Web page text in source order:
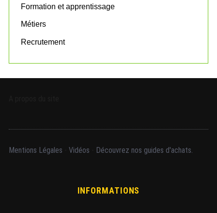
Formation et apprentissage
Métiers
Recrutement
Mentions Légales Vidéos Découvrez nos guides d'achats.
INFORMATIONS